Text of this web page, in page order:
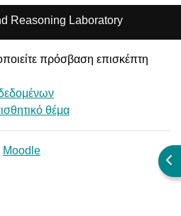
Reasoning Laboratory
πρόσβαση επισκέπτη
θέμα
Moodle